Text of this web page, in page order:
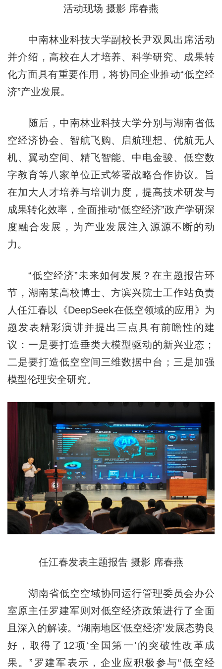
活动现场 摄影 席春燕
中南林业科技大学副校长尹双凤出席活动
并介绍，高校在人才培养、科学研究、成果转
化方面具有重要作用，将协同企业推动“低空经
济”产业发展。
随后，中南林业科技大学分别与湖南省低
空经济协会、智航飞购、启航理想、优航无人
机、翼动空间、精飞智能、中电金骏、低空数
字教育等八家单位正式签署战略合作协议。旨
在加大人才培养与培训力度，提高技术研发与
成果转化效率，全面推动“低空经济”政产学研深
度融合发展，为产业发展注入源源不断的动
力。
“低空经济”未来如何发展？在主题报告环
节，湖南某高校博士、方滨兴院士工作站负责
人任江春以《DeepSeek在低空领域的应用》为
题发表精彩演讲并提出三点具有前瞻性的建
议：一是要打造垂类大模型驱动的新兴业态；
二是要打造低空空间三维数据中台；三是加强
模型伦理安全研究。
任江春发表主题报告 摄影 席春燕
湖南省低空空域协同运行管理委员会办公
室原主任罗建军则对低空经济政策进行了全面
且深入的解读。“湖南地区‘低空经济’发展态势良
好，取得了12项‘全国第一’的突破性改革成
果。”罗建军表示，企业应积极参与“低空经